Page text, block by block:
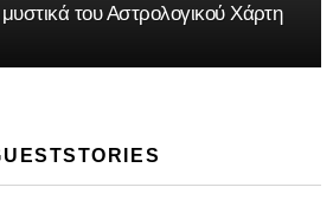
του Αστρολογικού Χάρτη